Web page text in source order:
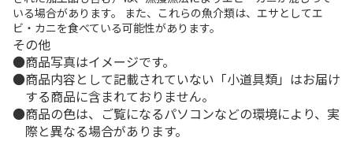
いる場合があります。 また、これらの魚介類は、エサとしてエ
ビ・カニを食べている可能性があります。
その他
商品写真はイメージです。
商品内容として記載されていない「小道具類」はお届け
する商品に含まれておりません。
商品の色は、ご覧になるパソコンなどの環境により、実
際と異なる場合があります。